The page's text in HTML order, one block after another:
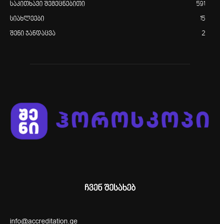
საკითხავი შემეცნებითი 591
სიახლეები 15
შენი ჯანდაცვა 2
ჩვენ შესახებ
info@accreditation.ge